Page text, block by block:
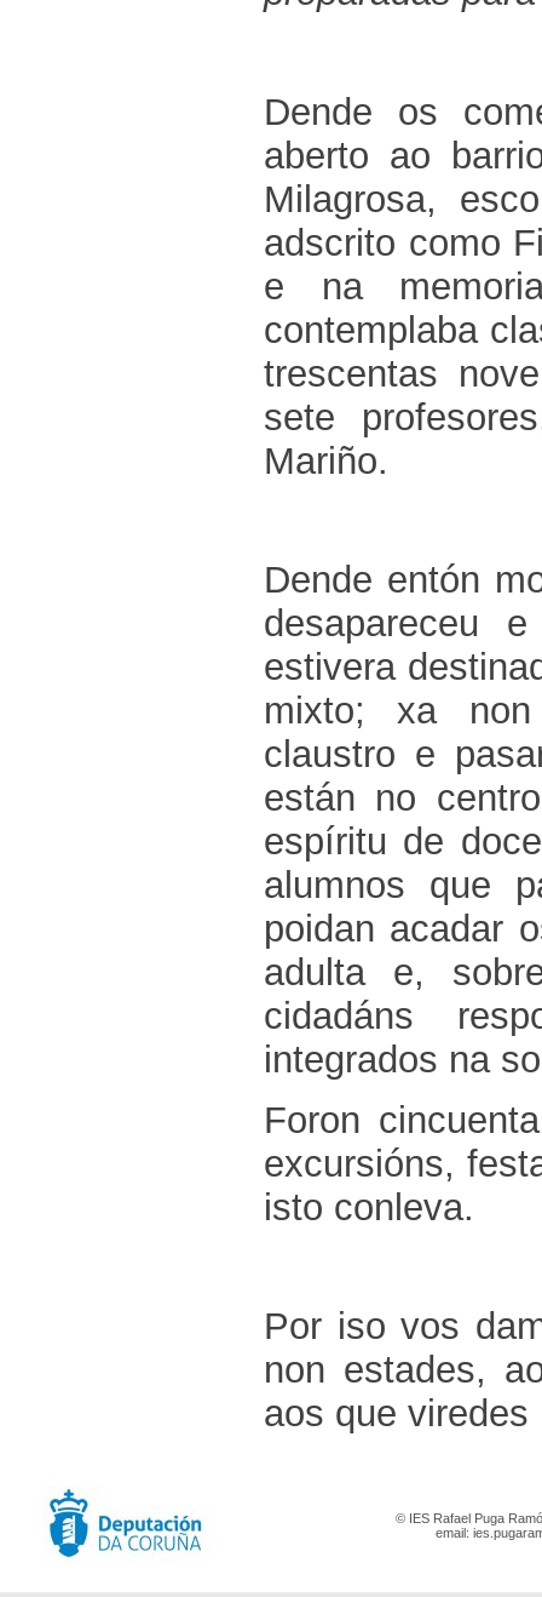
Dende os
aberto ao
Milagrosa,
adscrito como
e na
contemplaba
trescentas
sete
Mariño.
Dende entón
desapareceu
estivera
mixto; xa non
claustro e
están no
espíritu de
alumnos que
poidan acadar
adulta e,
cidadáns
integrados na
Foron
excursións,
isto conleva.
Por iso vos
non estades,
aos que
© IES Rafael Puga
email: